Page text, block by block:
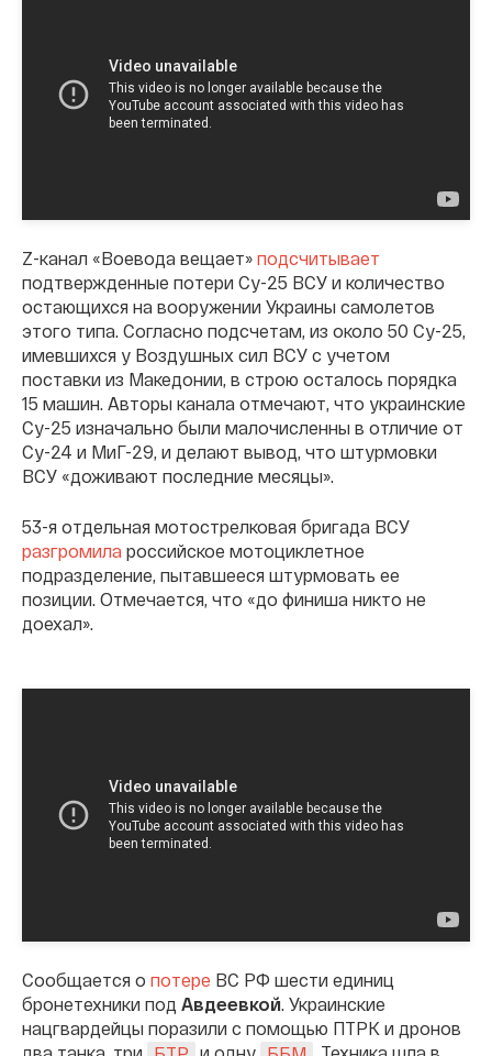
Z-канал «Воевода вещает» подсчитывает
подтвержденные потери Су-25 ВСУ и количество
остающихся на вооружении Украины самолетов
этого типа. Согласно подсчетам, из около 50 Су-25,
имевшихся у Воздушных сил ВСУ с учетом
поставки из Македонии, в строю осталось порядка
15 машин. Авторы канала отмечают, что украинские
Су-25 изначально были малочисленны в отличие от
Су-24 и МиГ-29, и делают вывод, что штурмовки
ВСУ «доживают последние месяцы».
53-я отдельная мотострелковая бригада ВСУ
разгромила российское мотоциклетное
подразделение, пытавшееся штурмовать ее
позиции. Отмечается, что «до финиша никто не
доехал».
Сообщается о потере ВС РФ шести единиц
бронетехники под Авдеевкой. Украинские
нацгвардейцы поразили с помощью ПТРК и дронов